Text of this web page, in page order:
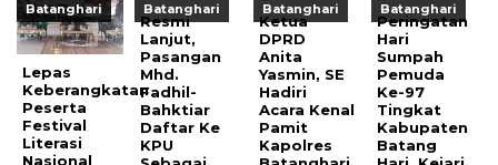
Batanghari
Lepas
Keberangkatan
Peserta
Festival
Literasi
Nasional
Batanghari
Resmi
Lanjut,
Pasangan
Mhd.
Fadhil-
Bahktiar
Daftar Ke
KPU
Batanghari
Ketua
DPRD
Anita
Yasmin, SE
Hadiri
Acara Kenal
Pamit
Kapolres
Batanghari
Peringatan
Hari
Sumpah
Pemuda
Ke-97
Tingkat
Kabupaten
Batang